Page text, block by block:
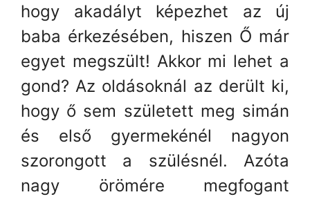
hogy akadályt képezhet az új
baba érkezésében, hiszen Ő már
egyet megszült! Akkor mi lehet a
gond? Az oldásoknál az derült ki,
hogy ő sem született meg simán
és első gyermekénél nagyon
szorongott a szülésnél. Azóta
nagy örömére megfogant